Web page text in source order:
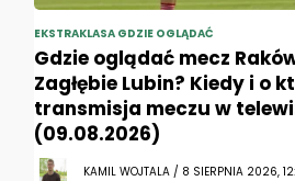
EKSTRAKLASA GDZIE OGLĄDAĆ
Gdzie oglądać mecz
Zagłębie Lubin? Kiedy i o
transmisja meczu w
(09.08.2026)
KAMIL WOJTALA / 8 SIERPNIA 2026,